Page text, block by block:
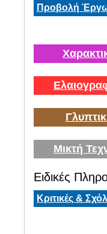
Προβολή
Μικτή
Ειδικές
Κριτικές &